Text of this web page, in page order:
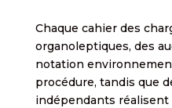
Chaque cahier des
organoleptiques, des
notation
procédure, tandis que
indépendants réalisent